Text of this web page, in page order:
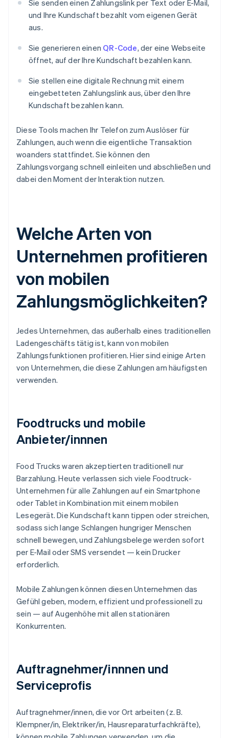
Sie senden einen Zahlungslink per Text oder E-Mail,
und Ihre Kundschaft bezahlt vom eigenen Gerät
aus.
Sie generieren einen QR-Code, der eine Webseite
öffnet, auf der Ihre Kundschaft bezahlen kann.
Sie stellen eine digitale Rechnung mit einem
eingebetteten Zahlungslink aus, über den Ihre
Kundschaft bezahlen kann.
Diese Tools machen Ihr Telefon zum Auslöser für
Zahlungen, auch wenn die eigentliche Transaktion
woanders stattfindet. Sie können den
Zahlungsvorgang schnell einleiten und abschließen und
dabei den Moment der Interaktion nutzen.
Welche Arten von
Unternehmen profitieren
von mobilen
Zahlungsmöglichkeiten?
Jedes Unternehmen, das außerhalb eines traditionellen
Ladengeschäfts tätig ist, kann von mobilen
Zahlungsfunktionen profitieren. Hier sind einige Arten
von Unternehmen, die diese Zahlungen am häufigsten
verwenden.
Foodtrucks und mobile
Anbieter/innnen
Food Trucks waren akzeptierten traditionell nur
Barzahlung. Heute verlassen sich viele Foodtruck-
Unternehmen für alle Zahlungen auf ein Smartphone
oder Tablet in Kombination mit einem mobilen
Lesegerät. Die Kundschaft kann tippen oder streichen,
sodass sich lange Schlangen hungriger Menschen
schnell bewegen, und Zahlungsbelege werden sofort
per E-Mail oder SMS versendet — kein Drucker
erforderlich.
Mobile Zahlungen können diesen Unternehmen das
Gefühl geben, modern, effizient und professionell zu
sein — auf Augenhöhe mit allen stationären
Konkurrenten.
Auftragnehmer/innnen und
Serviceprofis
Auftragnehmer/innen, die vor Ort arbeiten (z. B.
Klempner/in, Elektriker/in, Hausreparaturfachkräfte),